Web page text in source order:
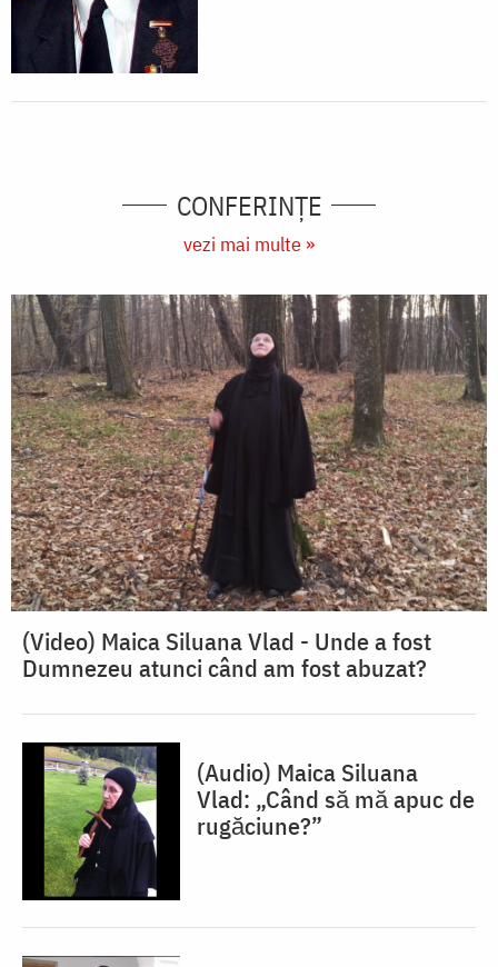
CONFERINȚE
vezi mai multe »
(Video) Maica Siluana Vlad - Unde a fost
Dumnezeu atunci când am fost abuzat?
(Audio) Maica Siluana
Vlad: „Când să mă apuc de
rugăciune?”